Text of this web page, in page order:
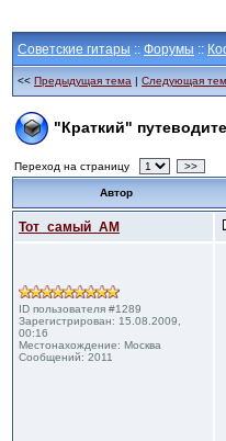
Советские гитары :: Форумы ::
<< Предыдущая тема | Следующая
"Краткий"
Переход на страницу >>
Автор
Тот_самый_АМ
ID пользователя #1289
Зарегистрирован: 15.08.2009,
00:16
Местонахождение: Москва
Сообщений: 2011